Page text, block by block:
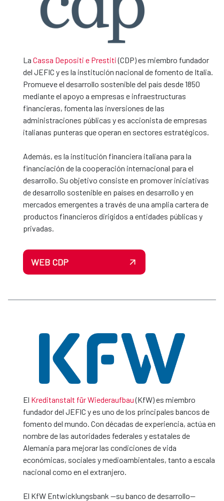
La Cassa Depositi e Prestiti(CDP) es miembro fundador
del JEFIC y es la institución nacional de fomento de Italia.
Promueve el desarrollo sostenible del país desde 1850
mediante el apoyo a empresas e infraestructuras
financieras, fomenta las inversiones de las
administraciones públicas y es accionista de empresas
italianas punteras que operan en sectores estratégicos.
Además, es la institución financiera italiana para la
financiación de la cooperación internacional para el
desarrollo. Su objetivo consiste en promover iniciativas
de desarrollo sostenible en países en desarrollo y en
mercados emergentes a través de una amplia cartera de
productos financieros dirigidos a entidades públicas y
privadas.
WEB CDP
El Kreditanstalt für Wiederaufbau(KfW) es miembro
fundador del JEFIC y es uno de los principales bancos de
fomento del mundo. Con décadas de experiencia, actúa en
nombre de las autoridades federales y estatales de
Alemania para mejorar las condiciones de vida
económicas, sociales y medioambientales, tanto a escala
nacional como en el extranjero.
El KfW Entwicklungsbank —su banco de desarrollo—